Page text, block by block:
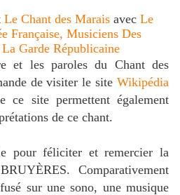
Le Chant des Marais avec Le
Française, Musiciens Des
Garde Républicaine
et les paroles du Chant des
de visiter le site Wikipédia
ce site permettent également
de ce chant.
pour féliciter et remercier la
Comparativement
sur une sono, une musique